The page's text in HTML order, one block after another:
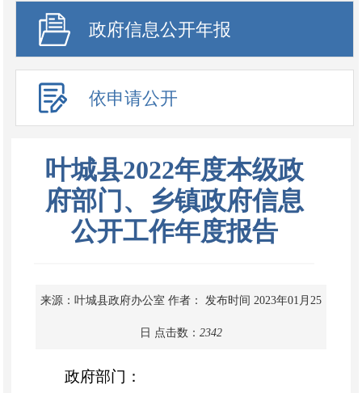
政府信息公开年报
依申请公开
叶城县2022年度本级政
府部门、乡镇政府信息
公开工作年度报告
来源：叶城县政府办公室 作者： 发布时间 2023年01月25
日 点击数： 2342
政府部门：